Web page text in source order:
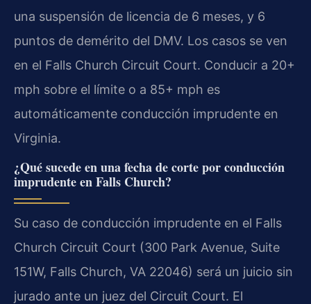
una suspensión de licencia de 6 meses, y 6
puntos de demérito del DMV. Los casos se ven
en el Falls Church Circuit Court. Conducir a 20+
mph sobre el límite o a 85+ mph es
automáticamente conducción imprudente en
Virginia.
¿Qué sucede en una fecha de corte por conducción
imprudente en Falls Church?
Su caso de conducción imprudente en el Falls
Church Circuit Court (300 Park Avenue, Suite
151W, Falls Church, VA 22046) será un juicio sin
jurado ante un juez del Circuit Court. El